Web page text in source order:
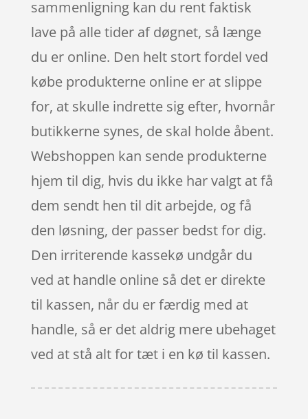
sammenligning kan du rent faktisk
lave på alle tider af døgnet, så længe
du er online. Den helt stort fordel ved
købe produkterne online er at slippe
for, at skulle indrette sig efter, hvornår
butikkerne synes, de skal holde åbent.
Webshoppen kan sende produkterne
hjem til dig, hvis du ikke har valgt at få
dem sendt hen til dit arbejde, og få
den løsning, der passer bedst for dig.
Den irriterende kassekø undgår du
ved at handle online så det er direkte
til kassen, når du er færdig med at
handle, så er det aldrig mere ubehaget
ved at stå alt for tæt i en kø til kassen.